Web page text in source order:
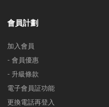
會員計劃
加入會員
- 會員優惠
- 升級條款
電子會員証功能
更換電話再登入